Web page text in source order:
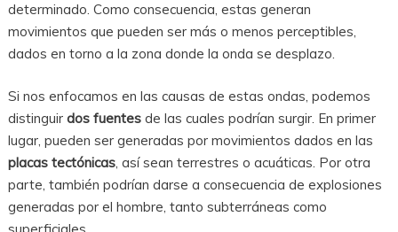
determinado. Como consecuencia, estas generan
movimientos que pueden ser más o menos perceptibles,
dados en torno a la zona donde la onda se desplazo.
Si nos enfocamos en las causas de estas ondas, podemos
distinguir dos fuentesde las cuales podrían surgir. En primer
lugar, pueden ser generadas por movimientos dados en las
placas tectónicas, así sean terrestres o acuáticas. Por otra
parte, también podrían darse a consecuencia de explosiones
generadas por el hombre, tanto subterráneas como